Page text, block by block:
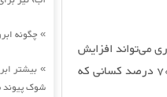
» چگونه
»
شوک پیوند
می‌تواند افزایش
نیابد اما علامت هیرسوتیسم با پرمویی وجود داشته باشد. علامت پرمویی در 70 درصد کسانی که